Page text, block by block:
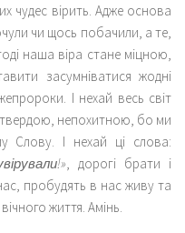
чудес вірить. Адже основа
чи щось побачили, а те,
наша віра стане міцною,
засумніватися жодні
І нехай весь світ
непохитною, бо ми
Слову. І нехай ці слова:
, дорогі брати і
пробудять в нас живу та
життя. Амінь.